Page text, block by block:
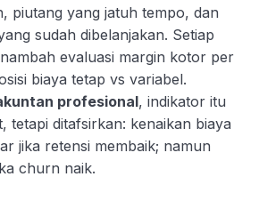
piutang yang jatuh tempo, dan
sudah dibelanjakan. Setiap
evaluasi margin kotor per
biaya tetap vs variabel.
profesional, indikator itu
tetapi ditafsirkan: kenaikan biaya
jika retensi membaik; namun
churn naik.